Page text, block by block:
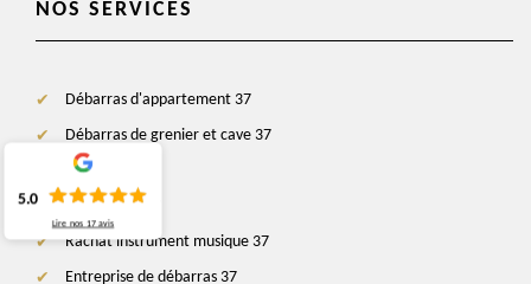
NOS SERVICES
Débarras d'appartement 37
Débarras de grenier et cave 37
Antiquaire 37
Brocanteur 37
Rachat instrument musique 37
Entreprise de débarras 37
5.0
Lire nos 17 avis